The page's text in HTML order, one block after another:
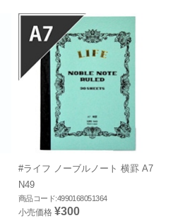
#ライフ ノーブルノート 横罫 A7
N49
商品コード:4990168051364
小売価格 ¥300